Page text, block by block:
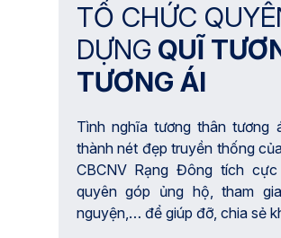
TỔ CHỨC
DỰNG QUĨ
TƯƠNG ÁI
Tình nghĩa tương thân tương
thành nét đẹp truyền thống
CBCNV Rạng Đông tích
quyên góp ủng hộ, tham
nguyện,… để giúp đỡ, chia sẻ